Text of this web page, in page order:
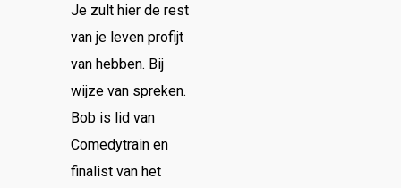
Je zult hier de rest
van je leven profijt
van hebben. Bij
wijze van spreken.
Bob is lid van
Comedytrain en
finalist van het